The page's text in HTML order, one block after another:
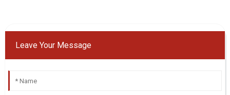
Leave Your Message